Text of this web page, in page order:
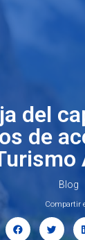
del
de
Blog
Compartir